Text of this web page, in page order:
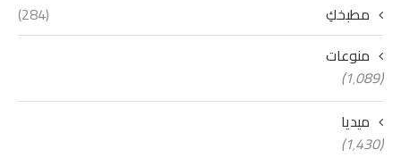
مطبخكِ
(284)
منوعات
(1٬089)
ميديا
(1٬430)